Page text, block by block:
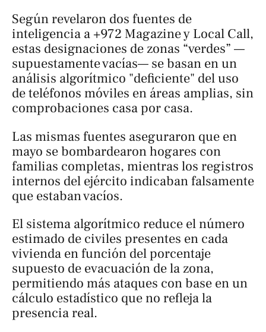
Según revelaron dos fuentes de
inteligencia a +972 Magaziney Local Call,
estas designaciones de zonas “verdes” —
supuestamente vacías— se basan en un
análisis algorítmico "deficiente" del uso
de teléfonos móviles en áreas amplias, sin
comprobaciones casa por casa.
Las mismas fuentes aseguraron que en
mayo se bombardearon hogares con
familias completas, mientras los registros
internos del ejército indicaban falsamente
que estaban vacíos.
El sistema algorítmico reduce el número
estimado de civiles presentes en cada
vivienda en función del porcentaje
supuesto de evacuación de la zona,
permitiendo más ataques con base en un
cálculo estadístico que no refleja la
presencia real.